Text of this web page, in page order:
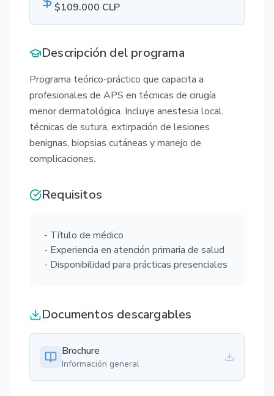
$109.000 CLP
Descripción del programa
Programa teórico-práctico que capacita a
profesionales de APS en técnicas de cirugía
menor dermatológica. Incluye anestesia local,
técnicas de sutura, extirpación de lesiones
benignas, biopsias cutáneas y manejo de
complicaciones.
Requisitos
- Título de médico
- Experiencia en atención primaria de salud
- Disponibilidad para prácticas presenciales
Documentos descargables
Brochure
Información general